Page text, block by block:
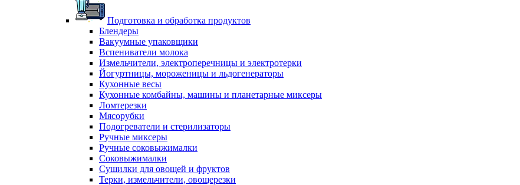
Подготовка и обработка продуктов
Блендеры
Вакуумные упаковщики
Вспениватели молока
Измельчители, электроперечницы и электротерки
Йогуртницы, мороженицы и льдогенераторы
Кухонные весы
Кухонные комбайны, машины и планетарные миксеры
Ломтерезки
Мясорубки
Подогреватели и стерилизаторы
Ручные миксеры
Ручные соковыжималки
Соковыжималки
Сушилки для овощей и фруктов
Терки, измельчители, овощерезки